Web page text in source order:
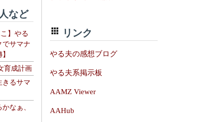
など
】やる
でサマナ
育成計画
きるサマ
なぁ、
リンク
やる夫の感想ブログ
やる夫系掲示板
AAMZ Viewer
AAHub